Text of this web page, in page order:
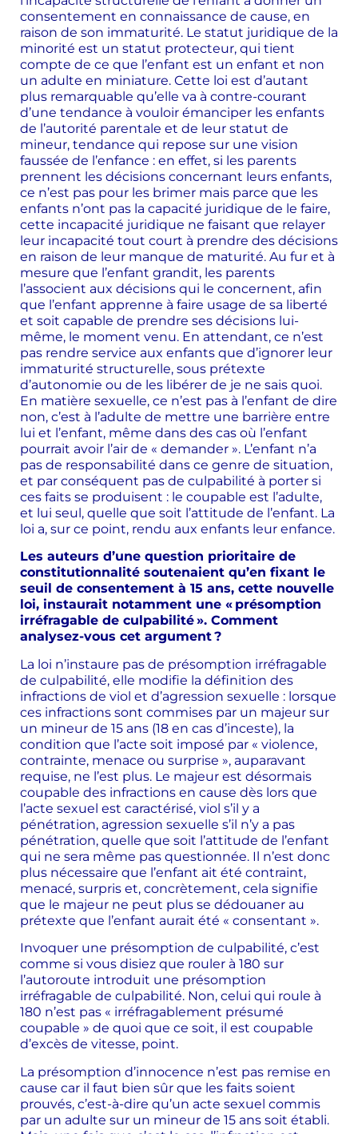
consentement en connaissance de cause, en
raison de son immaturité. Le statut juridique de la
minorité est un statut protecteur, qui tient
compte de ce que l’enfant est un enfant et non
un adulte en miniature. Cette loi est d’autant
plus remarquable qu’elle va à contre-courant
d’une tendance à vouloir émanciper les enfants
de l’autorité parentale et de leur statut de
mineur, tendance qui repose sur une vision
faussée de l’enfance : en effet, si les parents
prennent les décisions concernant leurs enfants,
ce n’est pas pour les brimer mais parce que les
enfants n’ont pas la capacité juridique de le faire,
cette incapacité juridique ne faisant que relayer
leur incapacité tout court à prendre des décisions
en raison de leur manque de maturité. Au fur et à
mesure que l’enfant grandit, les parents
l’associent aux décisions qui le concernent, afin
que l’enfant apprenne à faire usage de sa liberté
et soit capable de prendre ses décisions lui-
même, le moment venu. En attendant, ce n’est
pas rendre service aux enfants que d’ignorer leur
immaturité structurelle, sous prétexte
d’autonomie ou de les libérer de je ne sais quoi.
En matière sexuelle, ce n’est pas à l’enfant de dire
non, c’est à l’adulte de mettre une barrière entre
lui et l’enfant, même dans des cas où l’enfant
pourrait avoir l’air de « demander ». L’enfant n’a
pas de responsabilité dans ce genre de situation,
et par conséquent pas de culpabilité à porter si
ces faits se produisent : le coupable est l’adulte,
et lui seul, quelle que soit l’attitude de l’enfant. La
loi a, sur ce point, rendu aux enfants leur enfance.
Les auteurs d’une question prioritaire de
constitutionnalité soutenaient qu’en fixant le
seuil de consentement à 15 ans, cette nouvelle
loi, instaurait notamment une « présomption
irréfragable de culpabilité ». Comment
analysez-vous cet argument ?
La loi n’instaure pas de présomption irréfragable
de culpabilité, elle modifie la définition des
infractions de viol et d’agression sexuelle : lorsque
ces infractions sont commises par un majeur sur
un mineur de 15 ans (18 en cas d’inceste), la
condition que l’acte soit imposé par « violence,
contrainte, menace ou surprise », auparavant
requise, ne l’est plus. Le majeur est désormais
coupable des infractions en cause dès lors que
l’acte sexuel est caractérisé, viol s’il y a
pénétration, agression sexuelle s’il n’y a pas
pénétration, quelle que soit l’attitude de l’enfant
qui ne sera même pas questionnée. Il n’est donc
plus nécessaire que l’enfant ait été contraint,
menacé, surpris et, concrètement, cela signifie
que le majeur ne peut plus se dédouaner au
prétexte que l’enfant aurait été « consentant ».
Invoquer une présomption de culpabilité, c’est
comme si vous disiez que rouler à 180 sur
l’autoroute introduit une présomption
irréfragable de culpabilité. Non, celui qui roule à
180 n’est pas « irréfragablement présumé
coupable » de quoi que ce soit, il est coupable
d’excès de vitesse, point.
La présomption d’innocence n’est pas remise en
cause car il faut bien sûr que les faits soient
prouvés, c’est-à-dire qu’un acte sexuel commis
par un adulte sur un mineur de 15 ans soit établi.